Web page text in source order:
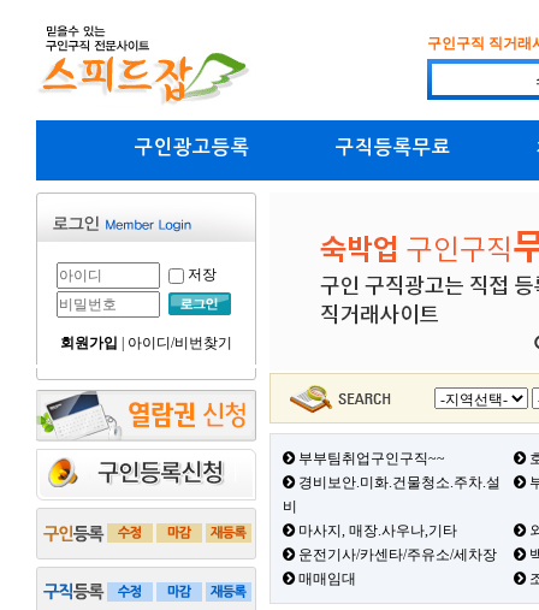
구인구직 직거래
구인광고등록 구직등록무료
저장
회원가입 아이디/비번찾기
부부팀취업구인구직~~
경비보안.미화.건물청소.주차.설
비
마사지, 매장.사우나,기타
운전기사/카센타/주유소/세차장
매매임대